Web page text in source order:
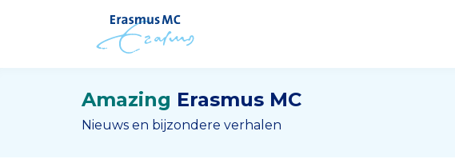
Amazing Erasmus MC
Nieuws en bijzondere verhalen